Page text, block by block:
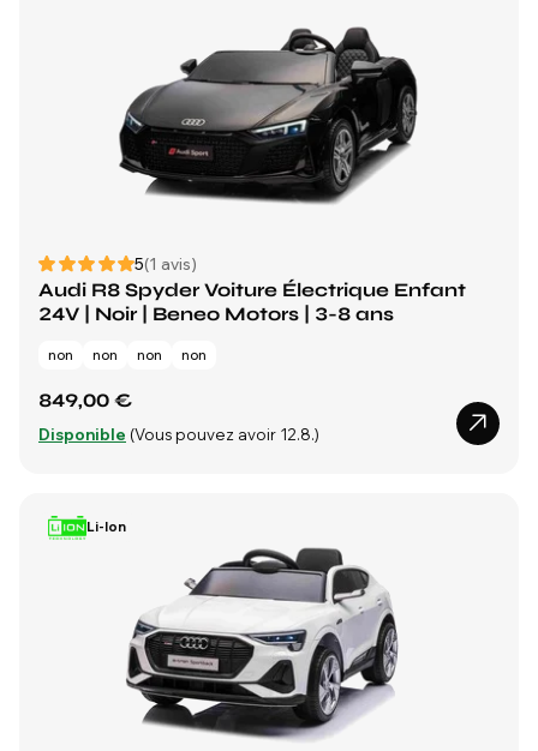
5(1 avis)
Audi R8 Spyder Voiture Électrique Enfant
24V | Noir | Beneo Motors | 3-8 ans
non non non non
849,00 €
Disponible (Vous pouvez avoir 12.8.)
Li-Ion